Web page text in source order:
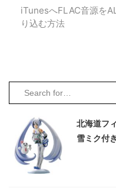
ネーションの最高傑作として現在
でも多くのファンから愛されてい
ます。登場する個性的なキャラク
iTunesへFLAC音源を
り込む方法
北海道フ
雪ミク付き